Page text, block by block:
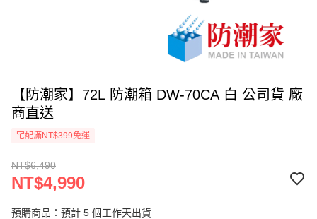
【防潮家】72L 防潮箱 DW-70CA 白 公司貨 廠
商直送
宅配滿NT$399免運
NT$6,490
NT$4,990
預購商品：預計 5 個工作天出貨